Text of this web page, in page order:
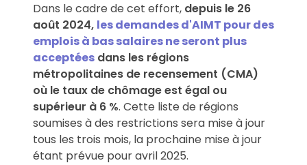
Dans le cadre de cet effort, depuis le 26
août 2024, les demandes d'AIMT pour des
emplois à bas salaires ne seront plus
acceptées dans les régions
métropolitaines de recensement (CMA)
où le taux de chômage est égal ou
supérieur à 6 %. Cette liste de régions
soumises à des restrictions sera mise à jour
tous les trois mois, la prochaine mise à jour
étant prévue pour avril 2025.